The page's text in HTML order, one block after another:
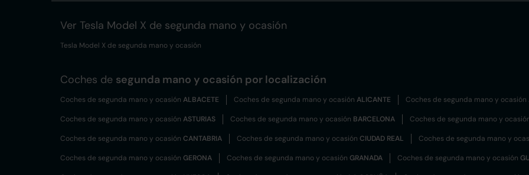
Ver Tesla Model X de segunda mano y ocasión
Tesla Model X de segunda mano y ocasión
Coches de segunda mano y ocasión por localización
Coches de segunda mano y ocasión ALBACETE Coches de segunda mano y ocasión ALICANTE Coches de segunda mano y ocasión
Coches de segunda mano y ocasión ASTURIAS Coches de segunda mano y ocasión BARCELONA Coches de segunda mano y
Coches de segunda mano y ocasión CANTABRIA Coches de segunda mano y ocasión CIUDAD REAL Coches de segunda mano y
Coches de segunda mano y ocasión GERONA Coches de segunda mano y ocasión GRANADA Coches de segunda mano y ocasión